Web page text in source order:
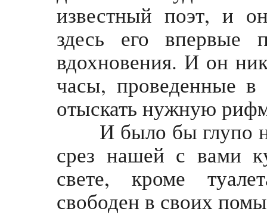
известный поэт, и
здесь его впервые
вдохновения. И он
часы, проведенные в
отыскать нужную
И было бы глупо не
срез нашей с вами
свете, кроме
свободен в своих